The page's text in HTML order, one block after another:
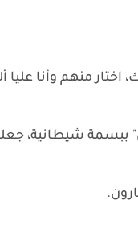
منهم وأنا عليا
ببسمة شيطانية،